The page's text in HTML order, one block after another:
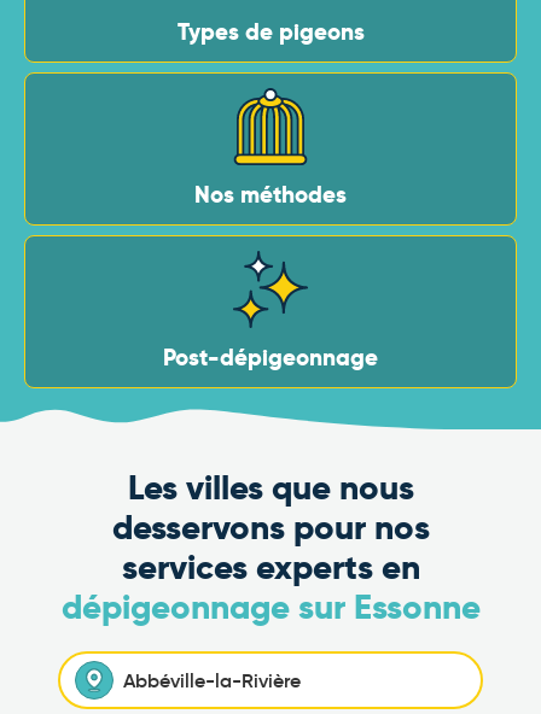
Types de pigeons
Nos méthodes
Post-dépigeonnage
Les villes que nous
desservons pour nos
services experts en
dépigeonnage sur Essonne
Abbéville-la-Rivière